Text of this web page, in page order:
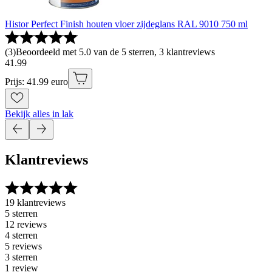
Histor Perfect Finish houten vloer zijdeglans RAL 9010 750 ml
(3)Beoordeeld met 5.0 van de 5 sterren, 3 klantreviews
41 .99
Prijs: 41.99 euro
Bekijk alles in lak
Klantreviews
19 klantreviews
5 sterren
12 reviews
4 sterren
5 reviews
3 sterren
1 review